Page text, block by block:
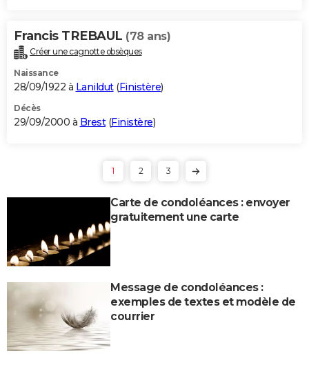
Francis TREBAUL (78 ans)
Créer une cagnotte obsèques
Naissance
28/09/1922 à Lanildut(Finistère)
Décès
29/09/2000 à Brest(Finistère)
1 2 3
Carte de condoléances : envoyer
gratuitement une carte
Message de condoléances :
exemples de textes et modèle de
courrier